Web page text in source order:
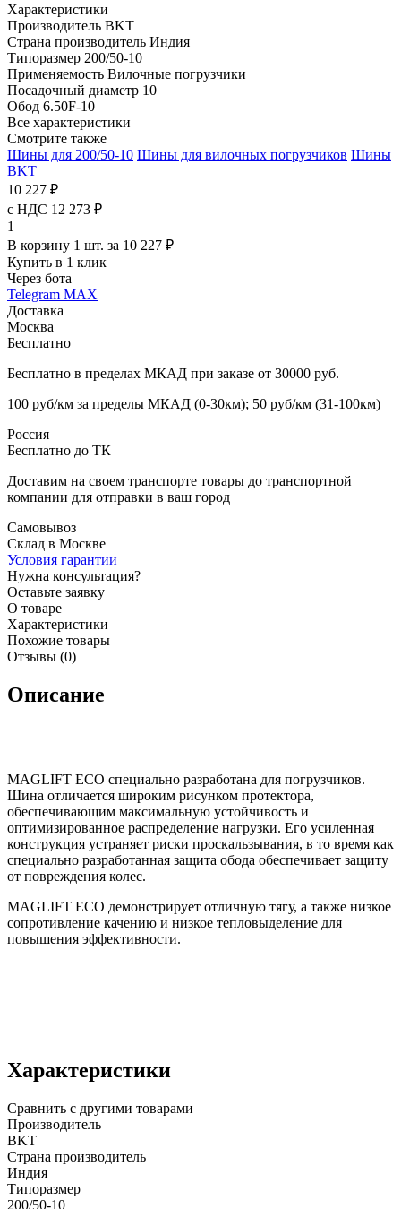
Характеристики
Производитель BKT
Страна производитель Индия
Типоразмер 200/50-10
Применяемость Вилочные погрузчики
Посадочный диаметр 10
Обод 6.50F-10
Все характеристики
Смотрите также
Шины для 200/50-10 Шины для вилочных погрузчиков Шины
BKT
10 227 ₽
с НДС 12 273 ₽
1
В корзину 1 шт. за 10 227 ₽
Купить в 1 клик
Через бота
Telegram MAX
Доставка
Москва
Бесплатно
Бесплатно в пределах МКАД при заказе от 30000 руб.
100 руб/км за пределы МКАД (0-30км); 50 руб/км (31-100км)
Россия
Бесплатно до ТК
Доставим на своем транспорте товары до транспортной
компании для отправки в ваш город
Самовывоз
Склад в Москве
Условия гарантии
Нужна консультация?
Оставьте заявку
О товаре
Характеристики
Похожие товары
Отзывы (0)
Описание
MAGLIFT ECO специально разработана для погрузчиков.
Шина отличается широким рисунком протектора,
обеспечивающим максимальную устойчивость и
оптимизированное распределение нагрузки. Его усиленная
конструкция устраняет риски проскальзывания, в то время как
специально разработанная защита обода обеспечивает защиту
от повреждения колес.
MAGLIFT ECO демонстрирует отличную тягу, а также низкое
сопротивление качению и низкое тепловыделение для
повышения эффективности.
Характеристики
Сравнить с другими товарами
Производитель
BKT
Страна производитель
Индия
Типоразмер
200/50-10